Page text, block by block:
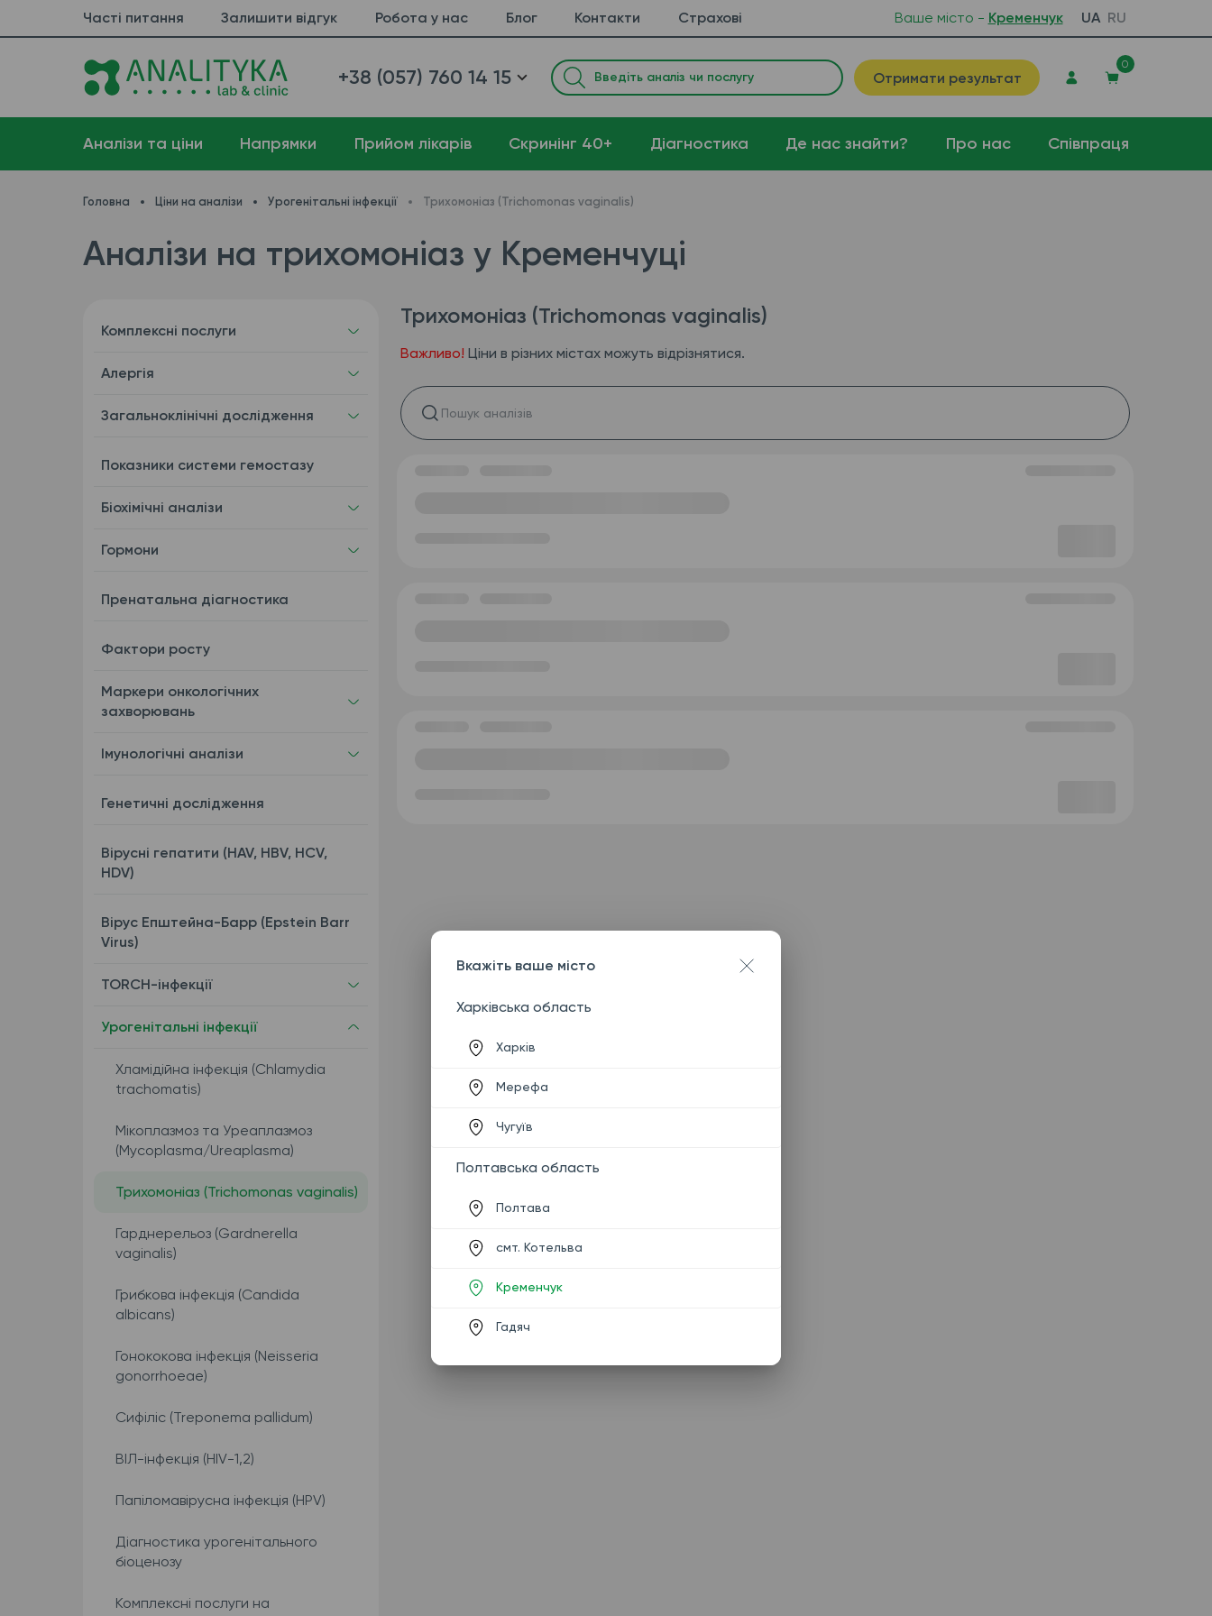
Часті питання Залишити відгук Робота у нас Блог Контакти Страхові Ваше місто - Кременчук UA RU
+38 (057) 760 14 15 Отримати результат
0
Аналізи та ціни Напрямки Прийом лікарів Cкринінг 40+ Діагностика Де нас знайти? Про нас Співпраця
Головна Ціни на аналізи Урогенітальні інфекції Трихомоніаз (Trichomonas vaginalis)
Аналізи на трихомоніаз у Кременчуці
Комплексні послуги
Алергія
Загальноклінічні дослідження
Показники системи гемостазу
Біохімічні аналізи
Гормони
Пренатальна діагностика
Фактори росту
Маркери онкологічних
захворювань
Імунологічні аналізи
Генетичні дослідження
Вірусні гепатити (HAV, HBV, HCV,
HDV)
Вірус Епштейна-Барр (Epstein Barr
Virus)
TORCH-інфекції
Урогенітальні інфекції
Хламідійна інфекція (Chlamydia
trachomatis)
Мікоплазмоз та Уреаплазмоз
(Mycoplasma/Ureaplasma)
Трихомоніаз (Trichomonas vaginalis)
Гарднерельоз (Gardnerella
vaginalis)
Грибкова інфекція (Candida
albicans)
Гонококова інфекція (Neisseria
gonorrhoeae)
Сифіліс (Treponema pallidum)
ВІЛ-інфекція (HIV-1,2)
Папіломавірусна інфекція (HPV)
Діагностика урогенітального
біоценозу
Комплексні послуги на
Трихомоніаз (Trichomonas vaginalis)
Важливо! Ціни в різних містах можуть відрізнятися.
Вкажіть ваше місто
Харківська область
Харків
Мерефа
Чугуїв
Полтавська область
Полтава
смт. Котельва
Кременчук
Гадяч